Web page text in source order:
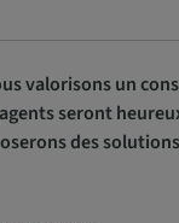
valorisons un
seront
des